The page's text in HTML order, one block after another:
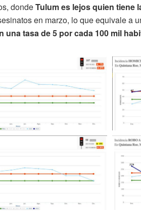
dondeTulum es lejos quien tiene
en marzo, lo que equivale a
una tasa de 5 por cada 100 mil